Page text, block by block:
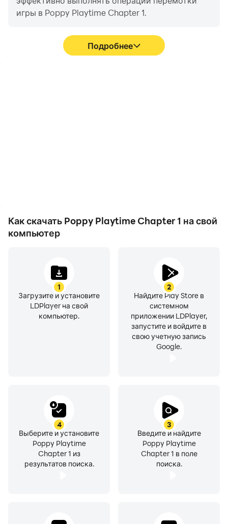
игры в Poppy Playtime Chapter 1.
Подробнее
Как скачать Poppy Playtime Chapter 1 на свой
компьютер
1
Загрузите и установите
LDPlayer на свой
компьютер.
2
Найдите Play Store в
системном
приложении LDPlayer,
запустите и войдите в
свою учетную запись
Google.
3
Введите и найдите
Poppy Playtime
Chapter 1 в поле
поиска.
4
Выберите и установите
Poppy Playtime
Chapter 1 из
результатов поиска.